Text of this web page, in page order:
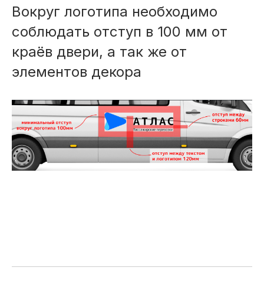
Вокруг логотипа необходимо
соблюдать отступ в 100 мм от
краёв двери, а так же от
элементов декора